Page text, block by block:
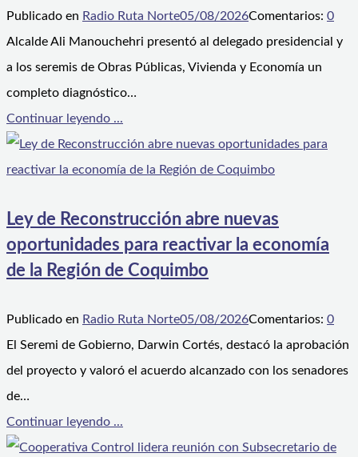
Publicado en Radio Ruta Norte05/08/2026Comentarios: 0
Alcalde Ali Manouchehri presentó al delegado presidencial y
a los seremis de Obras Públicas, Vivienda y Economía un
completo diagnóstico…
Continuar leyendo ...
Ley de Reconstrucción abre nuevas
oportunidades para reactivar la economía
de la Región de Coquimbo
Publicado en Radio Ruta Norte05/08/2026Comentarios: 0
El Seremi de Gobierno, Darwin Cortés, destacó la aprobación
del proyecto y valoró el acuerdo alcanzado con los senadores
de…
Continuar leyendo ...